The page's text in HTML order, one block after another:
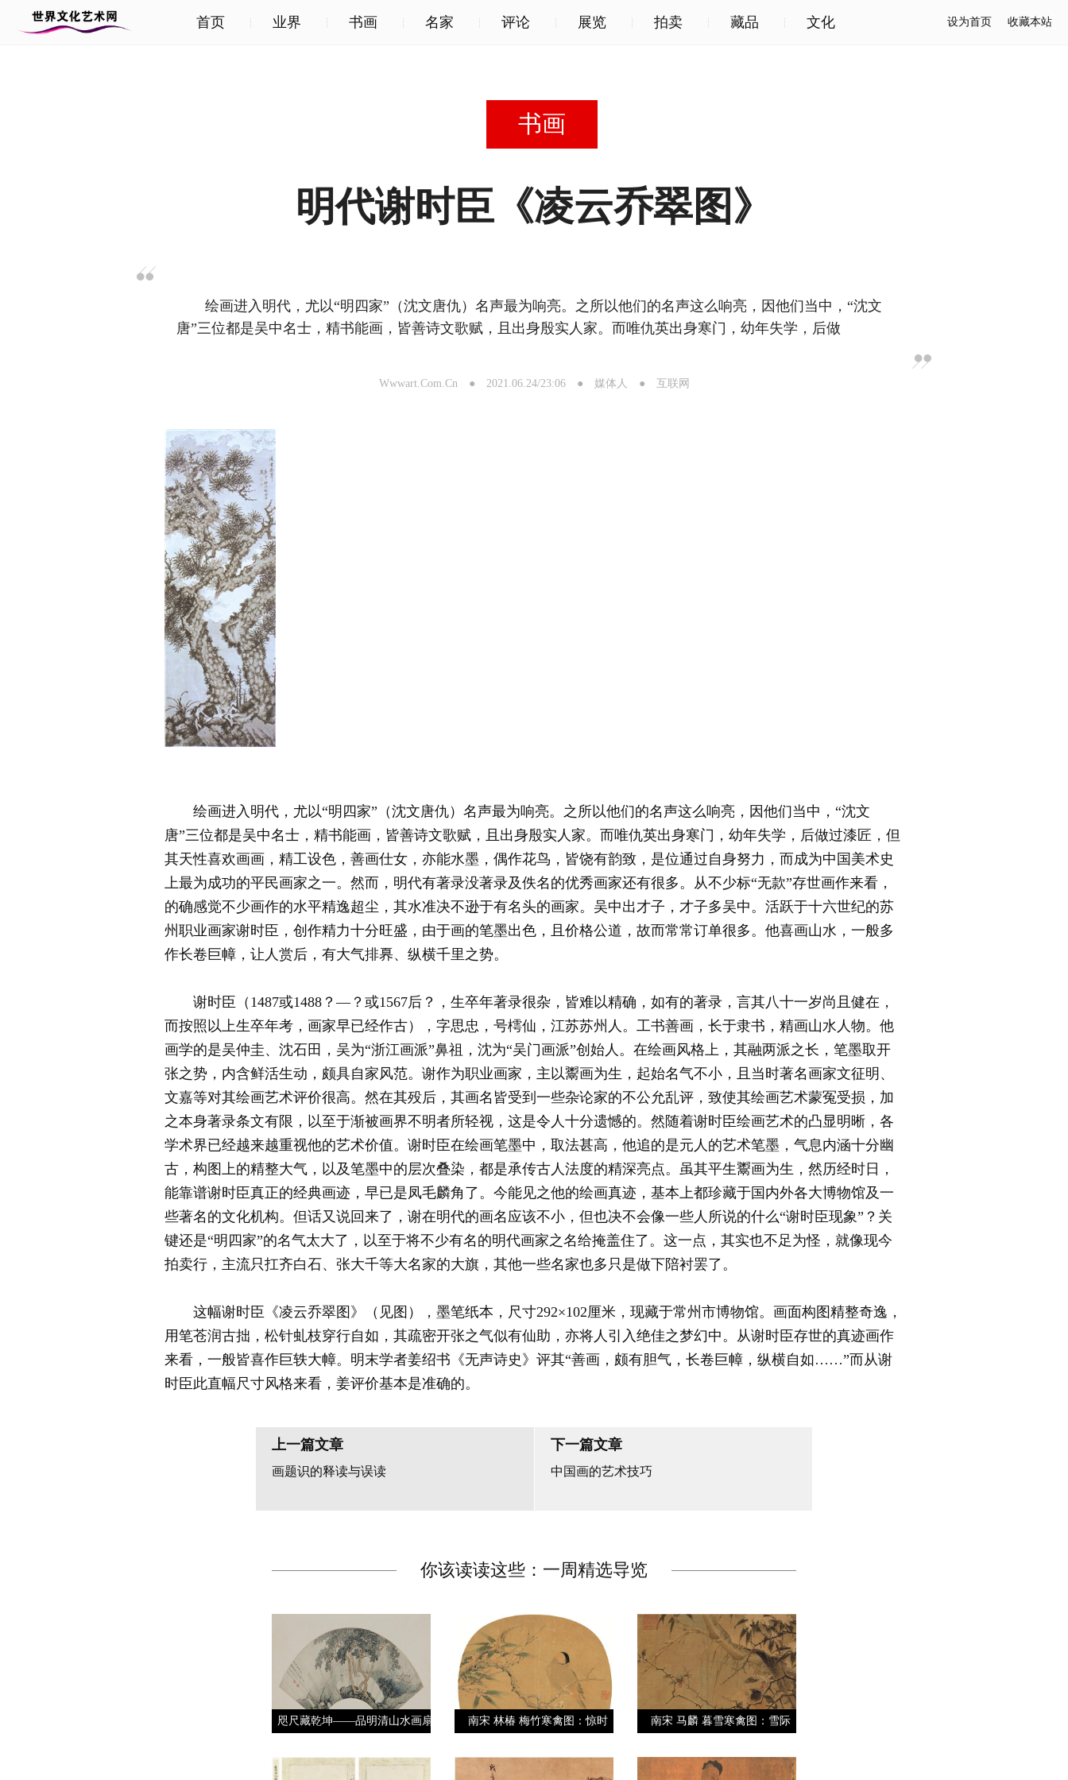
首页 业界 书画 名家 评论 展览 拍卖 藏品 文化 设为首页 收藏本站
书画
明代谢时臣《凌云乔翠图》
绘画进入明代，尤以“明四家”（沈文唐仇）名声最为响亮。之所以他们的名声这么响亮，因他们当中，“沈文
唐”三位都是吴中名士，精书能画，皆善诗文歌赋，且出身殷实人家。而唯仇英出身寒门，幼年失学，后做
Wwwart.Com.Cn ● 2021.06.24/23:06 ● 媒体人 ● 互联网
绘画进入明代，尤以“明四家”（沈文唐仇）名声最为响亮。之所以他们的名声这么响亮，因他们当中，“沈文
唐”三位都是吴中名士，精书能画，皆善诗文歌赋，且出身殷实人家。而唯仇英出身寒门，幼年失学，后做过漆匠，但
其天性喜欢画画，精工设色，善画仕女，亦能水墨，偶作花鸟，皆饶有韵致，是位通过自身努力，而成为中国美术史
上最为成功的平民画家之一。然而，明代有著录没著录及佚名的优秀画家还有很多。从不少标“无款”存世画作来看，
的确感觉不少画作的水平精逸超尘，其水准决不逊于有名头的画家。吴中出才子，才子多吴中。活跃于十六世纪的苏
州职业画家谢时臣，创作精力十分旺盛，由于画的笔墨出色，且价格公道，故而常常订单很多。他喜画山水，一般多
作长卷巨幛，让人赏后，有大气排奡、纵横千里之势。
谢时臣（1487或1488？—？或1567后？，生卒年著录很杂，皆难以精确，如有的著录，言其八十一岁尚且健在，
而按照以上生卒年考，画家早已经作古），字思忠，号樗仙，江苏苏州人。工书善画，长于隶书，精画山水人物。他
画学的是吴仲圭、沈石田，吴为“浙江画派”鼻祖，沈为“吴门画派”创始人。在绘画风格上，其融两派之长，笔墨取开
张之势，内含鲜活生动，颇具自家风范。谢作为职业画家，主以鬻画为生，起始名气不小，且当时著名画家文征明、
文嘉等对其绘画艺术评价很高。然在其殁后，其画名皆受到一些杂论家的不公允乱评，致使其绘画艺术蒙冤受损，加
之本身著录条文有限，以至于渐被画界不明者所轻视，这是令人十分遗憾的。然随着谢时臣绘画艺术的凸显明晰，各
学术界已经越来越重视他的艺术价值。谢时臣在绘画笔墨中，取法甚高，他追的是元人的艺术笔墨，气息内涵十分幽
古，构图上的精整大气，以及笔墨中的层次叠染，都是承传古人法度的精深亮点。虽其平生鬻画为生，然历经时日，
能靠谱谢时臣真正的经典画迹，早已是凤毛麟角了。今能见之他的绘画真迹，基本上都珍藏于国内外各大博物馆及一
些著名的文化机构。但话又说回来了，谢在明代的画名应该不小，但也决不会像一些人所说的什么“谢时臣现象”？关
键还是“明四家”的名气太大了，以至于将不少有名的明代画家之名给掩盖住了。这一点，其实也不足为怪，就像现今
拍卖行，主流只扛齐白石、张大千等大名家的大旗，其他一些名家也多只是做下陪衬罢了。
这幅谢时臣《凌云乔翠图》（见图），墨笔纸本，尺寸292×102厘米，现藏于常州市博物馆。画面构图精整奇逸，
用笔苍润古拙，松针虬枝穿行自如，其疏密开张之气似有仙助，亦将人引入绝佳之梦幻中。从谢时臣存世的真迹画作
来看，一般皆喜作巨轶大幛。明末学者姜绍书《无声诗史》评其“善画，颇有胆气，长卷巨幛，纵横自如……”而从谢
时臣此直幅尺寸风格来看，姜评价基本是准确的。
上一篇文章
画题识的释读与误读
下一篇文章
中国画的艺术技巧
你该读读这些：一周精选导览
咫尺藏乾坤——品明清山水画扇 南宋 林椿 梅竹寒禽图：惊时 南宋 马麟 暮雪寒禽图：雪际